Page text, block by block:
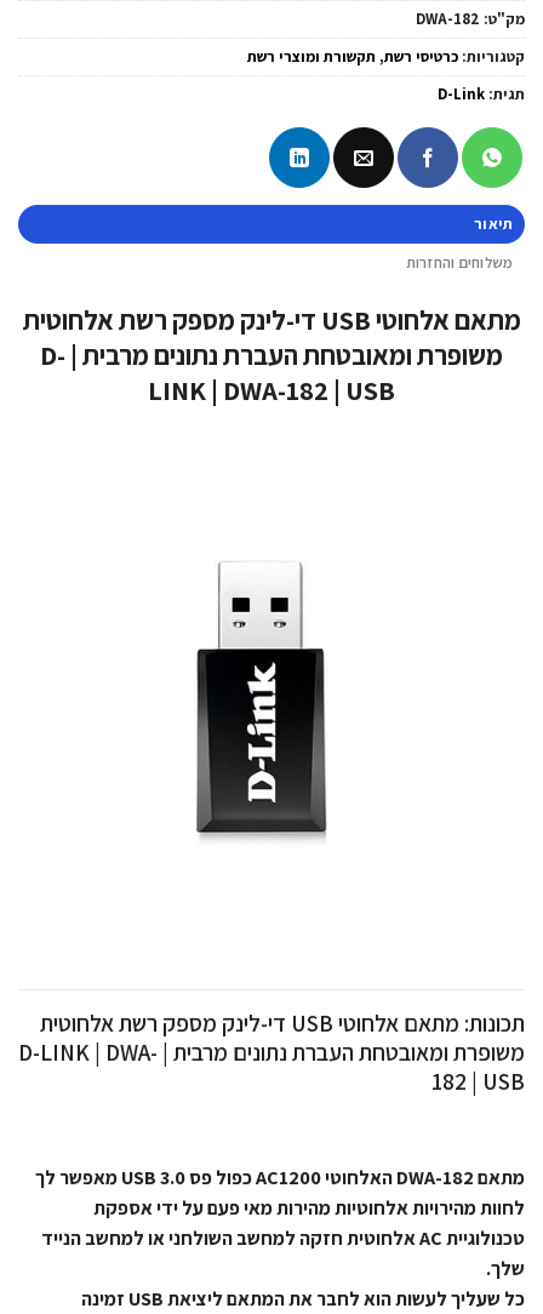
מק"ט: DWA-182
קטגוריות: כרטיסי רשת, תקשורת ומוצרי רשת
תגית: D-Link
תיאור
משלוחים והחזרות
מתאם אלחוטי USB די-לינק מספק רשת אלחוטית
משופרת ומאובטחת העברת נתונים מרבית | D-
LINK | DWA-182 | USB
תכונות: מתאם אלחוטי USB די-לינק מספק רשת אלחוטית
משופרת ומאובטחת העברת נתונים מרבית | D-LINK | DWA-
182 | USB
מתאם DWA-182 האלחוטי AC1200 כפול פס USB 3.0 מאפשר לך
לחוות מהירויות אלחוטיות מהירות מאי פעם על ידי אספקת
טכנולוגיית AC אלחוטית חזקה למחשב השולחני או למחשב הנייד
שלך.
כל שעליך לעשות הוא לחבר את המתאם ליציאת USB זמינה